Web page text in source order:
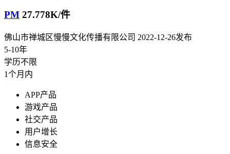
PM 27.778K/件
佛山市禅城区慢慢文化传播有限公司 2022-12-26发布
5-10年
学历不限
1个月内
APP产品
游戏产品
社交产品
用户增长
信息安全